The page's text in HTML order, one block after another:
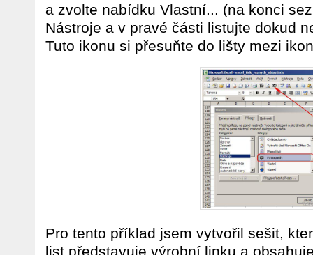
a zvolte nabídku Vlastní... (na konci
Nástroje a v pravé části listujte dokud
Tuto ikonu si přesuňte do lišty mezi
Pro tento příklad jsem vytvořil sešit,
list představuje výrobní linku a